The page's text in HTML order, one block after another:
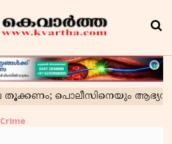
Crime